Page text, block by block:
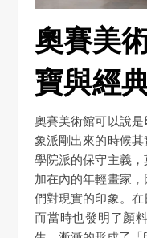
奧賽美
寶與經
奧賽美術館可以說是
象派剛出來的時候
學院派的保守主義
加在內的年輕畫家
們對現實的印象。在
而當時也發明了顏